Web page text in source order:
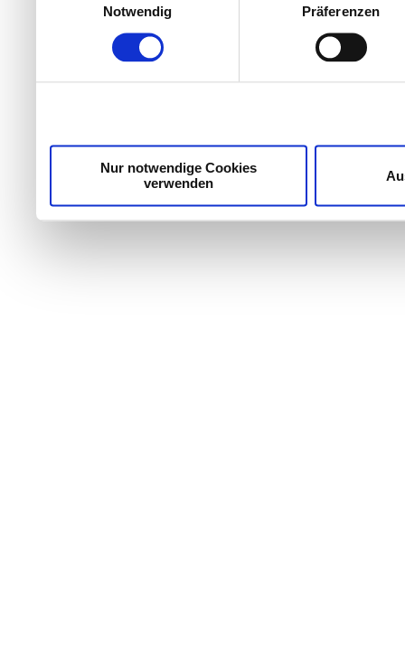
Wir verwenden Cookies, um Inhalte und Anzeigen zu
die Zugriffe auf unsere Website zu analysieren.
Dienste gesammelt haben.
Notwendig
Präferenzen
Nur notwendige Cookies
verwenden